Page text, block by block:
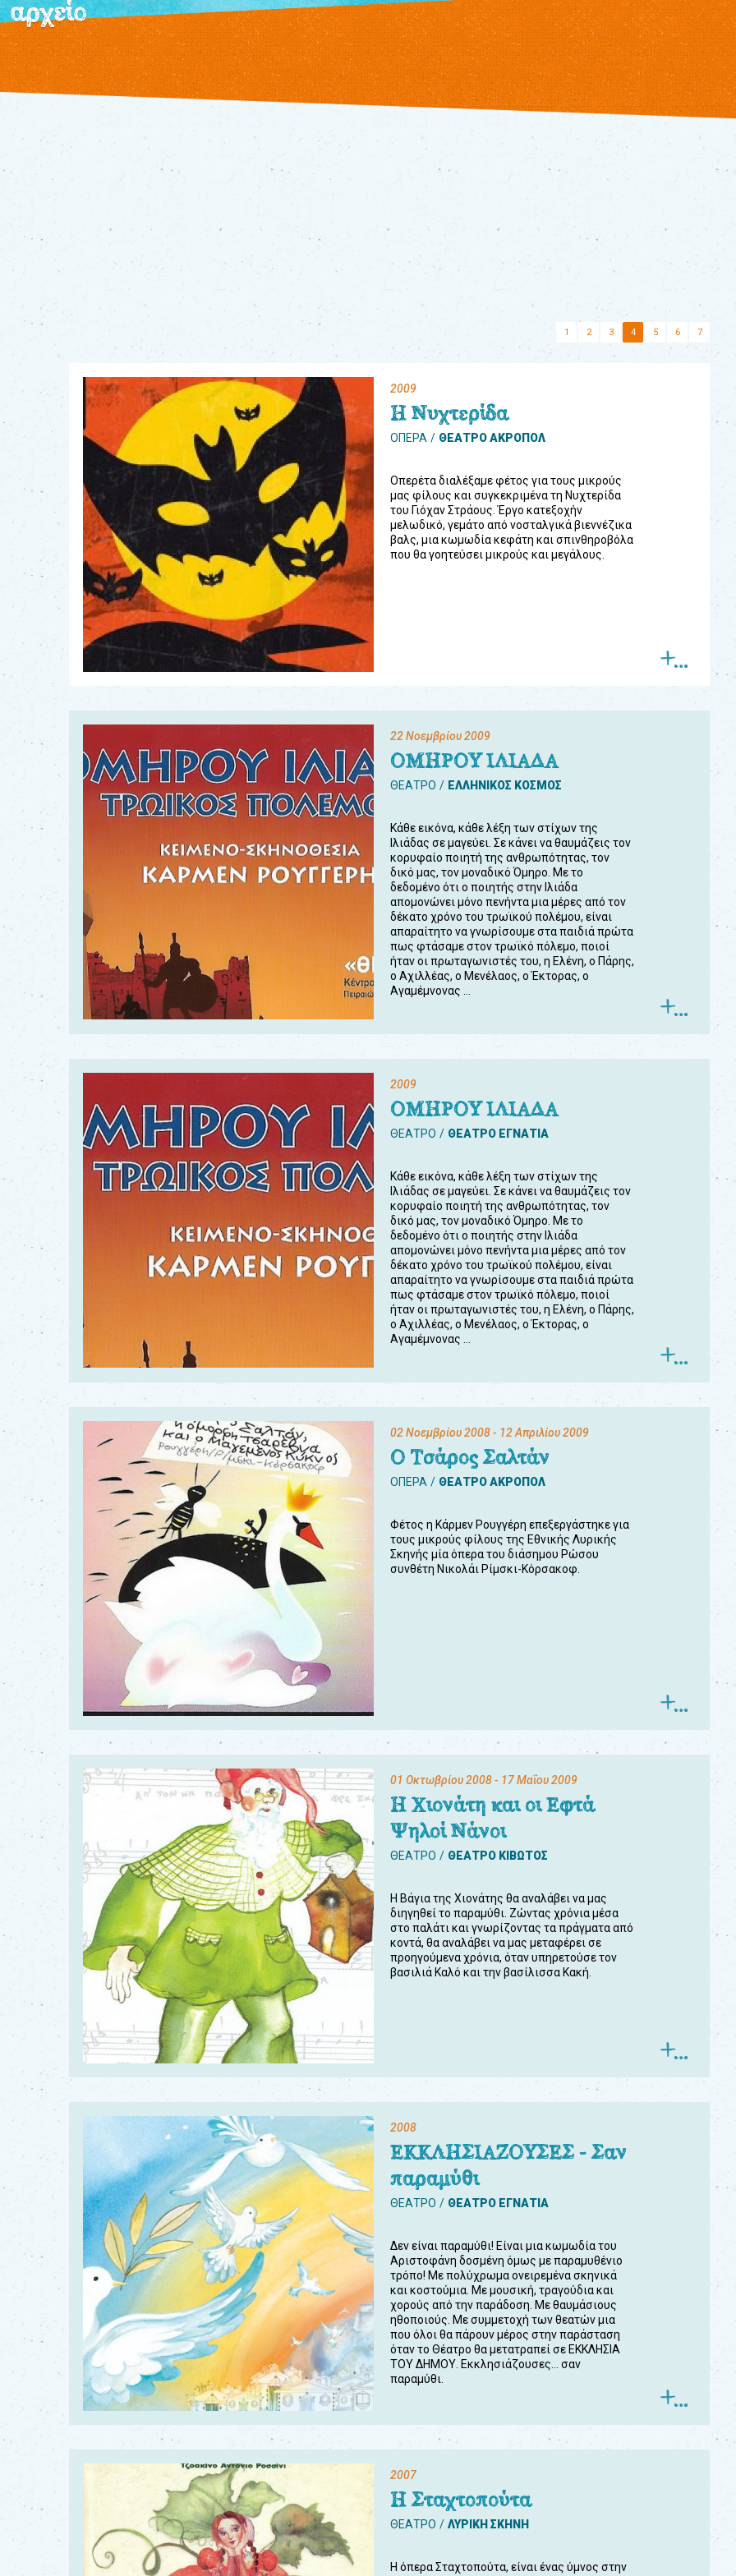
αρχείο
1 2 3 4 5 6 7
2009
Η Νυχτερίδα
ΟΠΕΡΑ ΘΕΑΤΡΟ ΑΚΡΟΠΟΛ
Οπερέτα διαλέξαμε φέτος για τους μικρούς
μας φίλους και συγκεκριμένα τη Νυχτερίδα
του Γιόχαν Στράους. Έργο κατεξοχήν
μελωδικό, γεμάτο από νοσταλγικά βιεννέζικα
βαλς, μια κωμωδία κεφάτη και σπινθηροβόλα
που θα γοητεύσει μικρούς και μεγάλους.
22 Νοεμβρίου 2009
ΟΜΗΡΟΥ ΙΛΙΑΔΑ
ΘΕΑΤΡΟ ΕΛΛΗΝΙΚΟΣ ΚΟΣΜΟΣ
Κάθε εικόνα, κάθε λέξη των στίχων της
Ιλιάδας σε μαγεύει. Σε κάνει να θαυμάζεις τον
κορυφαίο ποιητή της ανθρωπότητας, τον
δικό μας, τον μοναδικό Όμηρο. Με το
δεδομένο ότι ο ποιητής στην Ιλιάδα
απομονώνει μόνο πενήντα μια μέρες από τον
δέκατο χρόνο του τρωϊκού πολέμου, είναι
απαραίτητο να γνωρίσουμε στα παιδιά πρώτα
πως φτάσαμε στον τρωϊκό πόλεμο, ποιοί
ήταν οι πρωταγωνιστές του, η Ελένη, ο Πάρης,
ο Αχιλλέας, ο Μενέλαος, ο Έκτορας, ο
Αγαμέμνονας ...
2009
ΟΜΗΡΟΥ ΙΛΙΑΔΑ
ΘΕΑΤΡΟ ΘΕΑΤΡΟ ΕΓΝΑΤΙΑ
Κάθε εικόνα, κάθε λέξη των στίχων της
Ιλιάδας σε μαγεύει. Σε κάνει να θαυμάζεις τον
κορυφαίο ποιητή της ανθρωπότητας, τον
δικό μας, τον μοναδικό Όμηρο. Με το
δεδομένο ότι ο ποιητής στην Ιλιάδα
απομονώνει μόνο πενήντα μια μέρες από τον
δέκατο χρόνο του τρωϊκού πολέμου, είναι
απαραίτητο να γνωρίσουμε στα παιδιά πρώτα
πως φτάσαμε στον τρωϊκό πόλεμο, ποιοί
ήταν οι πρωταγωνιστές του, η Ελένη, ο Πάρης,
ο Αχιλλέας, ο Μενέλαος, ο Έκτορας, ο
Αγαμέμνονας ...
02 Νοεμβρίου 2008- 12 Απριλίου 2009
Ο Τσάρος Σαλτάν
ΟΠΕΡΑ ΘΕΑΤΡΟ ΑΚΡΟΠΟΛ
Φέτος η Κάρμεν Ρουγγέρη επεξεργάστηκε για
τους μικρούς φίλους της Εθνικής Λυρικής
Σκηνής μία όπερα του διάσημου Ρώσου
συνθέτη Νικολάι Ρίμσκι-Κόρσακοφ.
01 Οκτωβρίου 2008- 17 Μαΐου 2009
Η Χιονάτη και οι Εφτά
Ψηλοί Νάνοι
ΘΕΑΤΡΟ ΘΕΑΤΡΟ ΚΙΒΩΤΟΣ
Η Βάγια της Χιονάτης θα αναλάβει να μας
διηγηθεί το παραμύθι. Ζώντας χρόνια μέσα
στο παλάτι και γνωρίζοντας τα πράγματα από
κοντά, θα αναλάβει να μας μεταφέρει σε
προηγούμενα χρόνια, όταν υπηρετούσε τον
βασιλιά Καλό και την βασίλισσα Κακή.
2008
ΕΚΚΛΗΣΙΑΖΟΥΣΕΣ - Σαν
παραμύθι
ΘΕΑΤΡΟ ΘΕΑΤΡΟ ΕΓΝΑΤΙΑ
Δεν είναι παραμύθι! Είναι μια κωμωδία του
Αριστοφάνη δοσμένη όμως με παραμυθένιο
τρόπο! Με πολύχρωμα ονειρεμένα σκηνικά
και κοστούμια. Με μουσική, τραγούδια και
χορούς από την παράδοση. Με θαυμάσιους
ηθοποιούς. Με συμμετοχή των θεατών μια
που όλοι θα πάρουν μέρος στην παράσταση
όταν το Θέατρο θα μετατραπεί σε ΕΚΚΛΗΣΙΑ
ΤΟΥ ΔΗΜΟΥ. Εκκλησιάζουσες... σαν
παραμύθι.
2007
Η Σταχτοπούτα
ΘΕΑΤΡΟ ΛΥΡΙΚΗ ΣΚΗΝΗ
Η όπερα Σταχτοπούτα, είναι ένας ύμνος στην